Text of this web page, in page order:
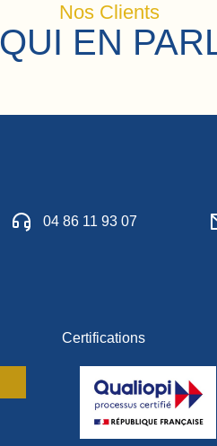
Nos Clients
EN
04 86 11 93 07
Certifications